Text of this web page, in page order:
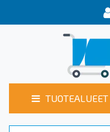
TUOTEALUEET